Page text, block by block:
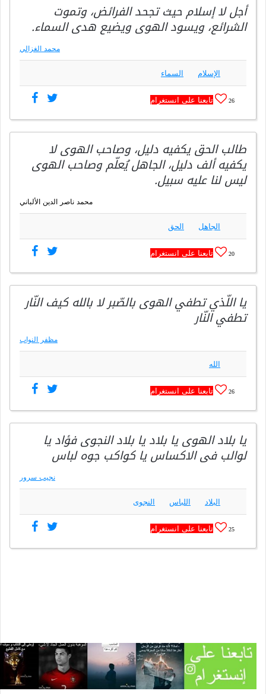
أجل لا إسلام حيث تجحد الفرائض، وتموت
الشرائع، ويسود الهوى ويضيع هدى السماء.
محمد الغزالي
الإسلام السماء
26 تابعنا على انستغرام
طالب الحق يكفيه دليل، وصاحب الهوى لا
يكفيه ألف دليل، الجاهل يُعلّم وصاحب الهوى
ليس لنا عليه سبيل.
محمد ناصر الدين الألباني
الجاهل الحق
20 تابعنا على انستغرام
يا اللّذي تطفي الهوى بالصّبر لا بالله كيف النّار
تطفي النّار
مظفر النواب
الله
26 تابعنا على انستغرام
يا بلاد الهوى يا بلاد يا بلاد النجوى فؤاد يا
لوالب فى الاكساس يا كواكب جوه لباس
نجيب سرور
البلاد اللباس النجوى
25 تابعنا على انستغرام